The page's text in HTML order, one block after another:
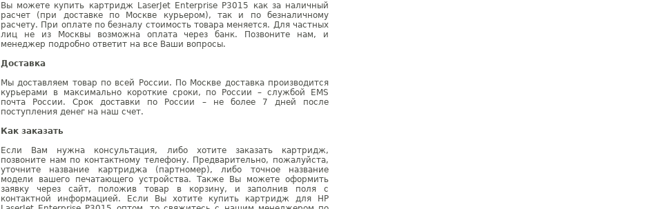
Вы можете купить картридж LaserJet Enterprise P3015 как за наличный
расчет (при доставке по Москве курьером), так и по безналичному
расчету. При оплате по безналу стоимость товара меняется. Для частных
лиц не из Москвы возможна оплата через банк. Позвоните нам, и
менеджер подробно ответит на все Ваши вопросы.
Доставка
Мы доставляем товар по всей России. По Москве доставка производится
курьерами в максимально короткие сроки, по России – службой EMS
почта России. Срок доставки по России – не более 7 дней после
поступления денег на наш счет.
Как заказать
Если Вам нужна консультация, либо хотите заказать картридж,
позвоните нам по контактному телефону. Предварительно, пожалуйста,
уточните название картриджа (партномер), либо точное название
модели вашего печатающего устройства. Также Вы можете оформить
заявку через сайт, положив товар в корзину, и заполнив поля с
контактной информацией. Если Вы хотите купить картридж для HP